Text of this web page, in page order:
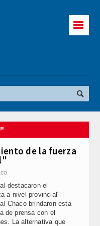
☰
de la fuerza
destacaron el
a nivel provincial"
Chaco brindaron esta
de prensa con el
La alternativa que